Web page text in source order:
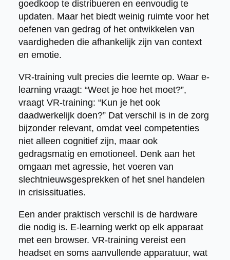
goedkoop te distribueren en eenvoudig te
updaten. Maar het biedt weinig ruimte voor het
oefenen van gedrag of het ontwikkelen van
vaardigheden die afhankelijk zijn van context
en emotie.
VR-training vult precies die leemte op. Waar e-
learning vraagt: “Weet je hoe het moet?”,
vraagt VR-training: “Kun je het ook
daadwerkelijk doen?” Dat verschil is in de zorg
bijzonder relevant, omdat veel competenties
niet alleen cognitief zijn, maar ook
gedragsmatig en emotioneel. Denk aan het
omgaan met agressie, het voeren van
slechtnieuwsgesprekken of het snel handelen
in crisissituaties.
Een ander praktisch verschil is de hardware
die nodig is. E-learning werkt op elk apparaat
met een browser. VR-training vereist een
headset en soms aanvullende apparatuur, wat